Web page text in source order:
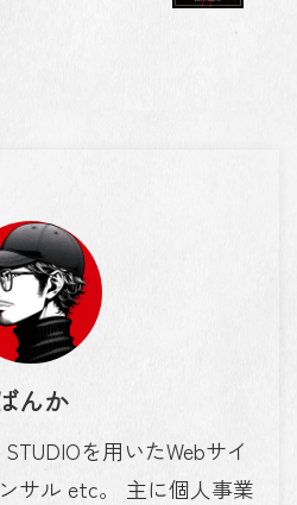
んか
を用いたWebサイ
サル etc。 主に個人事業